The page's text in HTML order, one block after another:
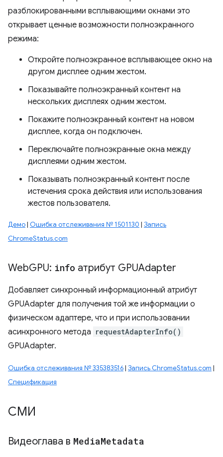
разблокированными всплывающими окнами это
открывает ценные возможности полноэкранного
режима:
Откройте полноэкранное всплывающее окно на
другом дисплее одним жестом.
Показывайте полноэкранный контент на
нескольких дисплеях одним жестом.
Покажите полноэкранный контент на новом
дисплее, когда он подключен.
Переключайте полноэкранные окна между
дисплеями одним жестом.
Показывать полноэкранный контент после
истечения срока действия или использования
жестов пользователя.
Демо| Ошибка отслеживания № 1501130 | Запись
ChromeStatus.com
WebGPU: info атрибут GPUAdapter
Добавляет синхронный информационный атрибут
GPUAdapter для получения той же информации о
физическом адаптере, что и при использовании
асинхронного метода requestAdapterInfo()
GPUAdapter.
Ошибка отслеживания № 335383516| Запись ChromeStatus.com |
Спецификация
СМИ
Видеоглава в MediaMetadata